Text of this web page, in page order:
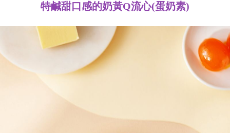
特鹹甜口感的奶黃Q流心(蛋奶素)